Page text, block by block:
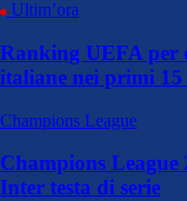
Ultim’ora
Ranking UEFA per
italiane nei primi 15
Champions League
Champions League
Inter testa di serie